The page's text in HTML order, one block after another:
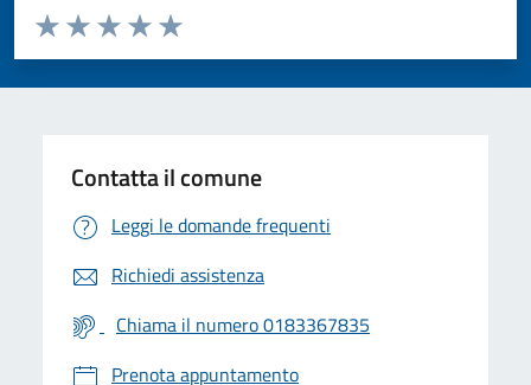
Valuta da 1 a 5 stelle la pagina
Valuta 5 stelle su 5
Valuta 4 stelle su 5
Valuta 3 stelle su 5
Valuta 2 stelle su 5
Valuta 1 stelle su 5
Contatta il comune
Leggi le domande frequenti
Richiedi assistenza
Chiama il numero 0183367835
Prenota appuntamento